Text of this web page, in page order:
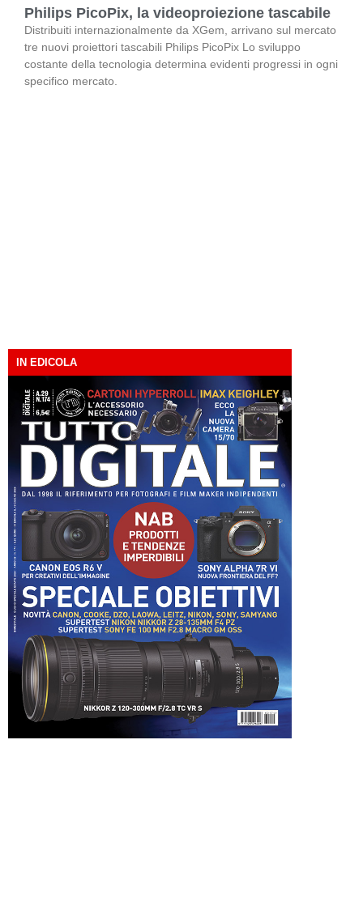
Philips PicoPix, la videoproiezione tascabile
Distribuiti internazionalmente da XGem, arrivano sul mercato
tre nuovi proiettori tascabili Philips PicoPix Lo sviluppo
costante della tecnologia determina evidenti progressi in ogni
specifico mercato.
IN EDICOLA